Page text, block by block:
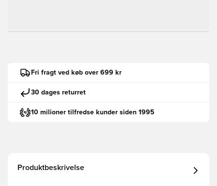
Fri fragt ved køb over 699 kr
30 dages returret
10 milioner tilfredse kunder siden 1995
Produktbeskrivelse